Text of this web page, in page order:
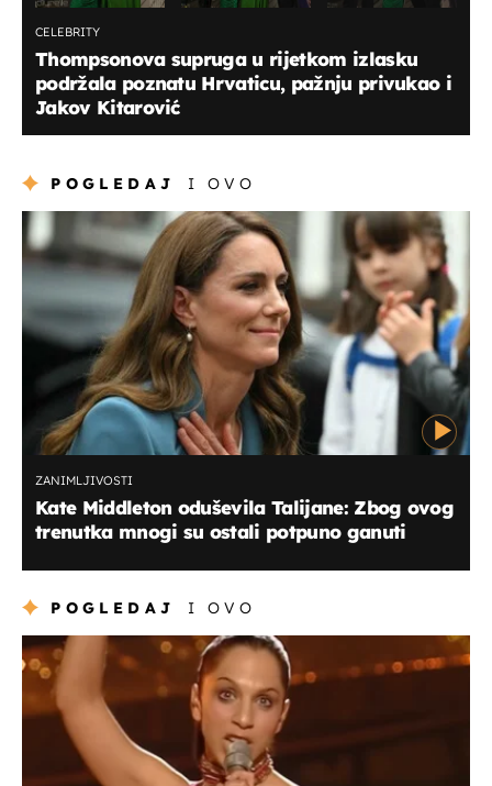
CELEBRITY
Thompsonova supruga u rijetkom izlasku
podržala poznatu Hrvaticu, pažnju privukao i
Jakov Kitarović
POGLEDAJ I OVO
ZANIMLJIVOSTI
Kate Middleton oduševila Talijane: Zbog ovog
trenutka mnogi su ostali potpuno ganuti
POGLEDAJ I OVO